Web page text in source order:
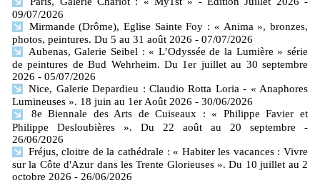
09/07/2026
Mirmande (Drôme), Eglise Sainte Foy : « Anima », bronzes,
photos, peintures. Du 5 au 31 août 2026 - 07/07/2026
Aubenas, Galerie Seibel : « L’Odyssée de la Lumière » série
de peintures de Bud Wehrheim. Du 1er juillet au 30 septembre
2026 - 05/07/2026
Nice, Galerie Depardieu : Claudio Rotta Loria - « Anaphores
Lumineuses ». 18 juin au 1er Août 2026 - 30/06/2026
8e Biennale des Arts de Cuiseaux : « Philippe Favier et
Philippe Desloubières ». Du 22 août au 20 septembre
-
26/06/2026
Fréjus, cloitre de la cathédrale : « Habiter les vacances : Vivre
sur la Côte d'Azur dans les Trente Glorieuses ». Du 10 juillet au 2
octobre 2026 - 26/06/2026